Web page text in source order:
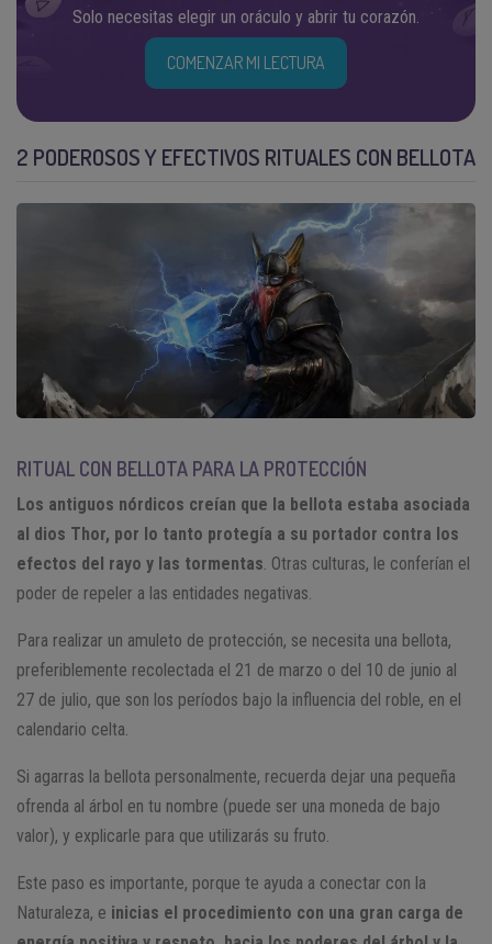
Solo necesitas elegir un oráculo y abrir tu corazón.
COMENZAR MI LECTURA
2 PODEROSOS Y EFECTIVOS RITUALES CON BELLOTA
RITUAL CON BELLOTA PARA LA PROTECCIÓN
Los antiguos nórdicos creían que la bellota estaba asociada
al dios Thor, por lo tanto protegía a su portador contra los
efectos del rayo y las tormentas. Otras culturas, le conferían el
poder de repeler a las entidades negativas.
Para realizar un amuleto de protección, se necesita una bellota,
preferiblemente recolectada el 21 de marzo o del 10 de junio al
27 de julio, que son los períodos bajo la influencia del roble, en el
calendario celta.
Si agarras la bellota personalmente, recuerda dejar una pequeña
ofrenda al árbol en tu nombre (puede ser una moneda de bajo
valor), y explicarle para que utilizarás su fruto.
Este paso es importante, porque te ayuda a conectar con la
Naturaleza, e inicias el procedimiento con una gran carga de